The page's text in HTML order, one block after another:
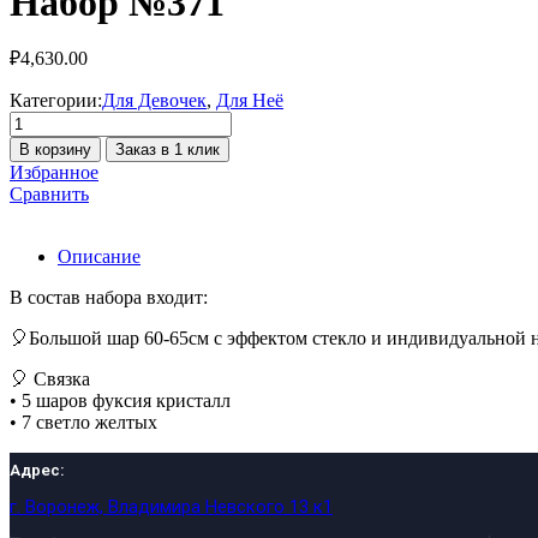
₽4,630.00
Категории:Для Девочек, Для Неё
Количество
товара
Набор
№371
В корзину Заказ в 1 клик
Избранное
Сравнить
Описание
В состав набора входит:
🎈Большой шар 60-65см с эффектом стекло и индивидуальной
🎈 Связка
• 5 шаров фуксия кристалл
• 7 светло желтых
Адрес:
г. Воронеж, Владимира Невского 13 к1